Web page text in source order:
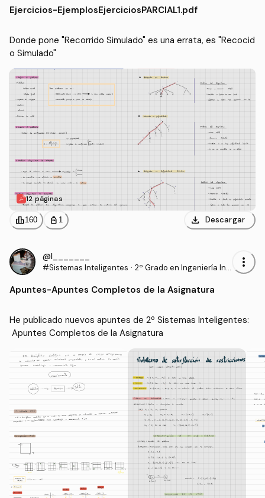
Ejercicios-EjemplosEjerciciosPARCIAL1.pdf
Donde pone "Recorrido Simulado" es una errata, es "Recocid
o Simulado"
12 páginas
leaderboard160 personal_bag 1 download Descargar
@l_______
#Sistemas Inteligentes · 2º Grado en Ingeniería Inf
more_vert
Apuntes-Apuntes Completos de la Asignatura
He publicado nuevos apuntes de 2º Sistemas Inteligentes:
Apuntes Completos de la Asignatura